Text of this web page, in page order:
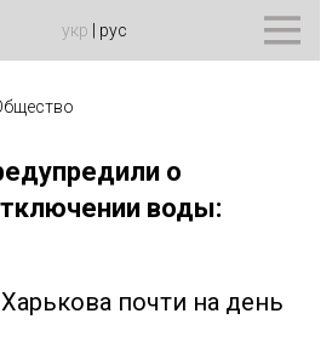
укр рус
о
воды:
почти на день